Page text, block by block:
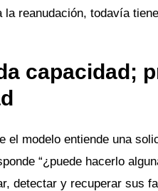
reanudación, todavía
capacidad;
el modelo entiende una
“¿puede hacerlo
detectar y recuperar sus